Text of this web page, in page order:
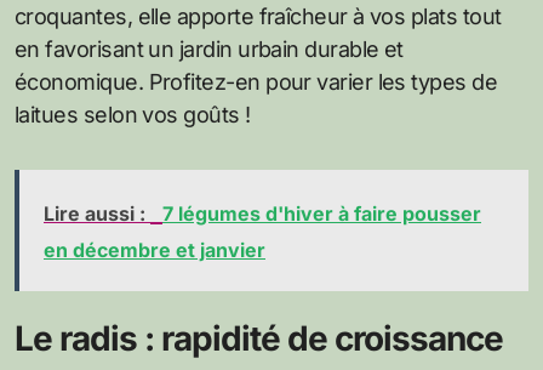
croquantes, elle apporte fraîcheur à vos plats tout
en favorisant un jardin urbain durable et
économique. Profitez-en pour varier les types de
laitues selon vos goûts !
Lire aussi :
7 légumes d'hiver à faire pousser
en décembre et janvier
Le radis : rapidité de croissance